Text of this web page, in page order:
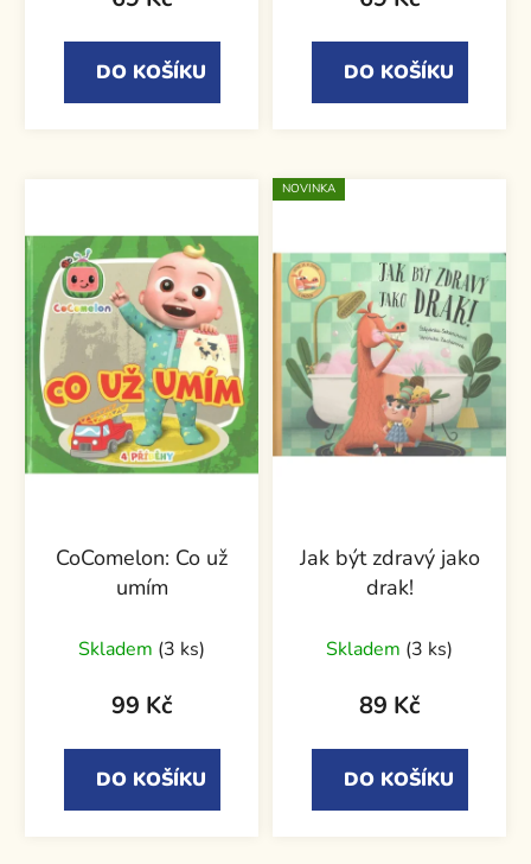
DO KOŠÍKU DO KOŠÍKU
CoComelon: Co už
umím
Skladem (3 ks)
99 Kč
DO KOŠÍKU
NOVINKA
Jak být zdravý jako
drak!
Skladem (3 ks)
89 Kč
DO KOŠÍKU